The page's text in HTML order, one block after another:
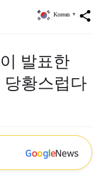
share
Korean ▼
발표한
당황스럽다
GoogleNews